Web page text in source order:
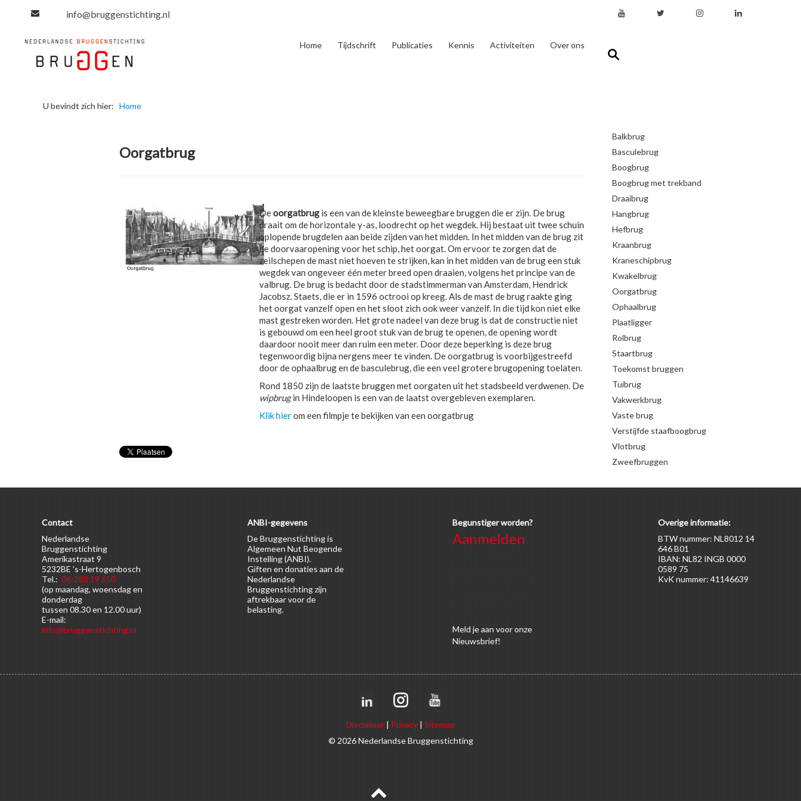
info@bruggenstichting.nl
Home Tijdschrift Publicaties Kennis Activiteiten Over ons
U bevindt zich hier: Home
Oorgatbrug
Deoorgatbrug is een van de kleinste beweegbare bruggen die er zijn. De brug
draait om de horizontale y-as, loodrecht op het wegdek. Hij bestaat uit twee schuin
oplopende brugdelen aan beide zijden van het midden. In het midden van de brug zit
de doorvaaropening voor het schip, het oorgat. Om ervoor te zorgen dat de
zeilschepen de mast niet hoeven te strijken, kan in het midden van de brug een stuk
wegdek van ongeveer één meter breed open draaien, volgens het principe van de
valbrug. De brug is bedacht door de stadstimmerman van Amsterdam, Hendrick
Jacobsz. Staets, die er in 1596 octrooi op kreeg. Als de mast de brug raakte ging
het oorgat vanzelf open en het sloot zich ook weer vanzelf. In die tijd kon niet elke
mast gestreken worden. Het grote nadeel van deze brug is dat de constructie niet
is gebouwd om een heel groot stuk van de brug te openen, de opening wordt
daardoor nooit meer dan ruim een meter. Door deze beperking is deze brug
tegenwoordig bijna nergens meer te vinden. De oorgatbrug is voorbijgestreefd
door de ophaalbrug en de basculebrug, die een veel grotere brugopening toelaten.
Rond 1850 zijn de laatste bruggen met oorgaten uit het stadsbeeld verdwenen. De
wipbrugin Hindeloopen is een van de laatst overgebleven exemplaren.
Klik hierom een filmpje te bekijken van een oorgatbrug
Balkbrug
Basculebrug
Boogbrug
Boogbrug met trekband
Draaibrug
Hangbrug
Hefbrug
Kraanbrug
Kraneschipbrug
Kwakelbrug
Oorgatbrug
Ophaalbrug
Plaatligger
Rolbrug
Staartbrug
Toekomst bruggen
Tuibrug
Vakwerkbrug
Vaste brug
Verstijfde staafboogbrug
Vlotbrug
Zweefbruggen
Contact
Nederlandse
Bruggenstichting
Amerikastraat 9
5232BE 's-Hertogenbosch
Tel.: 06-288 19 650
(op maandag, woensdag en
donderdag
tussen 08.30 en 12.00 uur)
E-mail:
info@bruggenstichting.nl
ANBI-gegevens
De Bruggenstichting is
Algemeen Nut Beogende
Instelling (ANBI).
Giften en donaties aan de
Nederlandse
Bruggenstichting zijn
aftrekbaar voor de
belasting.
Begunstiger worden?
Aanmelden
Meldje aan voor onze
Nieuwsbrief!
Overige informatie:
BTW nummer: NL8012 14
646 B01
IBAN: NL82 INGB 0000
0589 75
KvK nummer: 41146639
Disclaimer | Privacy | Sitemap
© 2026 Nederlandse Bruggenstichting